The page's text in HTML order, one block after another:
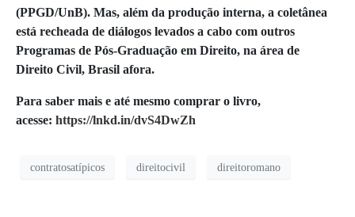
(PPGD/UnB). Mas, além da produção interna, a coletânea
está recheada de diálogos levados a cabo com outros
Programas de Pós-Graduação em Direito, na área de
Direito Civil, Brasil afora.
Para saber mais e até mesmo comprar o livro,
acesse: https://lnkd.in/dvS4DwZh
contratosatípicos direitocivil direitoromano